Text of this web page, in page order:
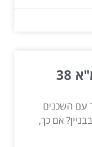
עם השכנים
בבניין? אם כך,